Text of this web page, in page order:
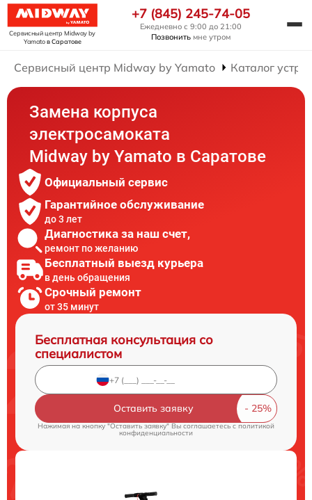
Сервисный центр Midway by
Yamatoв Саратове
+7 (845) 245-74-05
Ежедневно с 9:00 до 21:00
Позвонить мне утром
Сервисный центр Midway by Yamato Каталог
Замена корпуса
электросамоката
Midway by Yamato в Саратове
Официальный сервис
Гарантийное обслуживание
до 3 лет
Диагностика за наш счет,
ремонт по желанию
Бесплатный выезд курьера
в день обращения
Срочный ремонт
от 35 минут
Бесплатная консультация со
специалистом
Оставить заявку
Нажимая на кнопку "Оставить заявку" Вы соглашаетесь c политикой
конфиденциальности